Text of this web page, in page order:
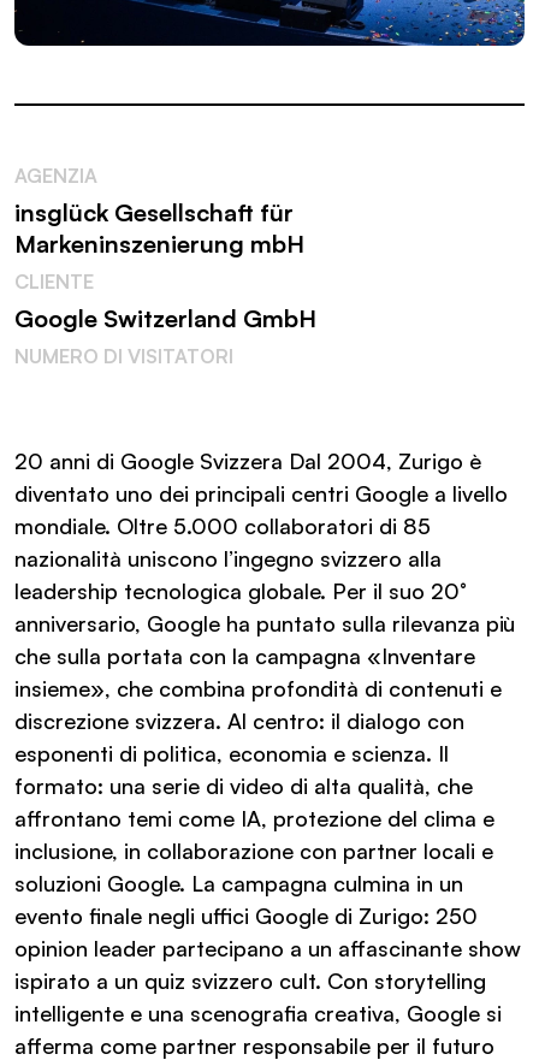
AGENZIA
insglück Gesellschaft für
Markeninszenierung mbH
CLIENTE
Google Switzerland GmbH
NUMERO DI VISITATORI
20 anni di Google Svizzera Dal 2004, Zurigo è
diventato uno dei principali centri Google a livello
mondiale. Oltre 5.000 collaboratori di 85
nazionalità uniscono l’ingegno svizzero alla
leadership tecnologica globale. Per il suo 20°
anniversario, Google ha puntato sulla rilevanza più
che sulla portata con la campagna «Inventare
insieme», che combina profondità di contenuti e
discrezione svizzera. Al centro: il dialogo con
esponenti di politica, economia e scienza. Il
formato: una serie di video di alta qualità, che
affrontano temi come IA, protezione del clima e
inclusione, in collaborazione con partner locali e
soluzioni Google. La campagna culmina in un
evento finale negli uffici Google di Zurigo: 250
opinion leader partecipano a un affascinante show
ispirato a un quiz svizzero cult. Con storytelling
intelligente e una scenografia creativa, Google si
afferma come partner responsabile per il futuro